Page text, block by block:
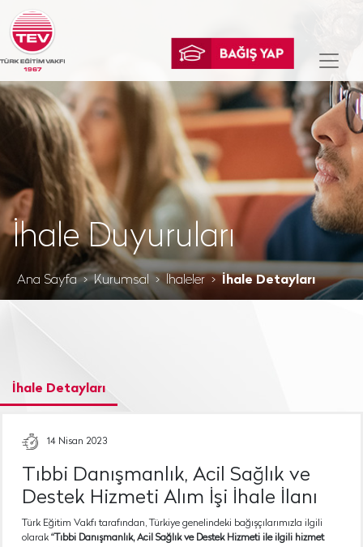
İhale Duyuruları
Ana Sayfa Kurumsal İhaleler İhale Detayları
İhale Detayları
14 Nisan 2023
Tıbbi Danışmanlık, Acil Sağlık ve
Destek Hizmeti Alım İşi İhale İlanı
Türk Eğitim Vakfı tarafından, Türkiye genelindeki bağışçılarımızla ilgili
olarak “Tıbbi Danışmanlık, Acil Sağlık ve Destek Hizmeti ile ilgili hizmet